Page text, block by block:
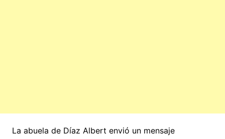
La abuela de Díaz Albert envió un mensaje